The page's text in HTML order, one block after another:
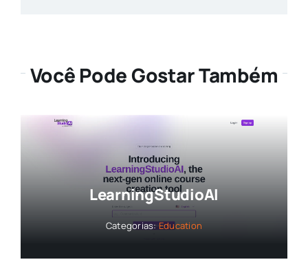
Você Pode Gostar Também
LearningStudioAI
Categorias:Education